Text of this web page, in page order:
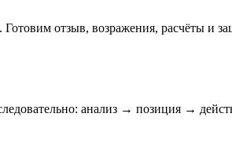
отзыв, возражения, расчёты и
анализ → позиция →